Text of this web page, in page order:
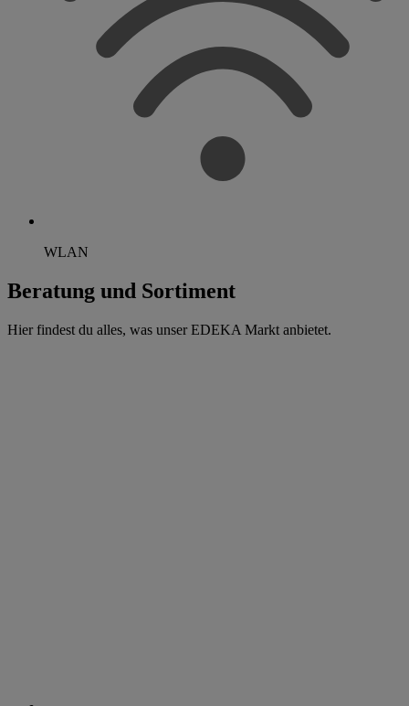
WLAN
Beratung und Sortiment
Hier findest du alles, was unser EDEKA Markt anbietet.